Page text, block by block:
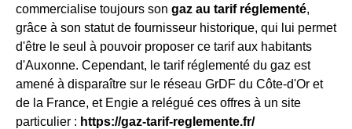
commercialise toujours son gaz au tarif réglementé,
grâce à son statut de fournisseur historique, qui lui permet
d'être le seul à pouvoir proposer ce tarif aux habitants
d'Auxonne. Cependant, le tarif réglementé du gaz est
amené à disparaître sur le réseau GrDF du Côte-d'Or et
de la France, et Engie a relégué ces offres à un site
particulier : https://gaz-tarif-reglemente.fr/